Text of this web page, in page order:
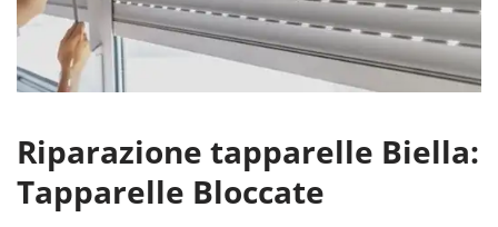
Riparazione tapparelle Biella:
Tapparelle Bloccate